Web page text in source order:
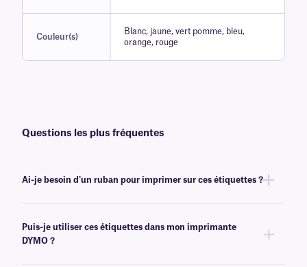
Couleur(s)
Blanc, jaune, vert pomme, bleu,
orange, rouge
Questions les plus fréquentes
Ai-je besoin d'un ruban pour imprimer sur ces étiquettes ?
sur lesquelles l'impression s'effectue simplement en appliquant de la
chaleur à la surface de l'étiquette à l'aide d'une tête d'impression
Puis-je utiliser ces étiquettes dans mon imprimante
DYMO ?